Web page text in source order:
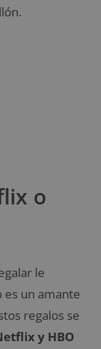
o
le
es un amante
regalos se
y HBO